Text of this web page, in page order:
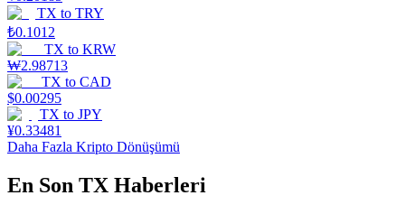
TX to TRY
₺0.1012
TX to KRW
₩2.98713
TX to CAD
$0.00295
TX to JPY
¥0.33481
Daha Fazla Kripto Dönüşümü
En Son TX Haberleri